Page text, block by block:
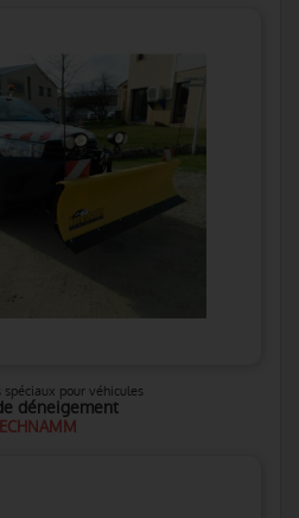
pour véhicules
déneigement